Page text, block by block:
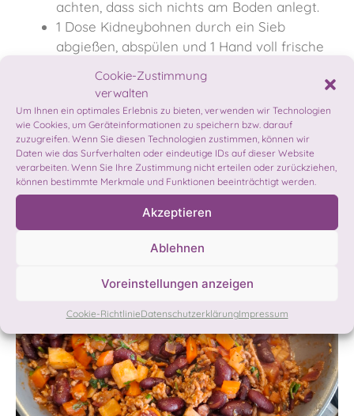
Cookie-Zustimmung
verwalten
Um Ihnen ein optimales Erlebnis zu bieten, verwenden wir Technologien
wie Cookies, um Geräteinformationen zu speichern bzw. darauf
zuzugreifen. Wenn Sie diesen Technologien zustimmen, können wir
Daten wie das Surfverhalten oder eindeutige IDs auf dieser Website
verarbeiten. Wenn Sie Ihre Zustimmung nicht erteilen oder zurückziehen,
können bestimmte Merkmale und Funktionen beeinträchtigt werden.
Akzeptieren
Ablehnen
Voreinstellungen anzeigen
Cookie-RichtlinieDatenschutzerklärungImpressum
achten, dass sich nichts am Boden anlegt.
1 Dose Kidneybohnen durch ein Sieb
abgießen, abspülen und 1 Hand voll frische
Minuten zugeben, untermischen, die Hitze
vollständig wegnehmen und bei Resthitze
nachziehen lassen.